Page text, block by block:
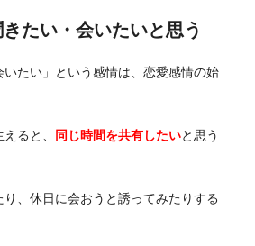
たい・会いたいと思う
いたい」という感情は、恋愛感情の始
ると、 同じ時間を共有したいと思う
、休日に会おうと誘ってみたりする